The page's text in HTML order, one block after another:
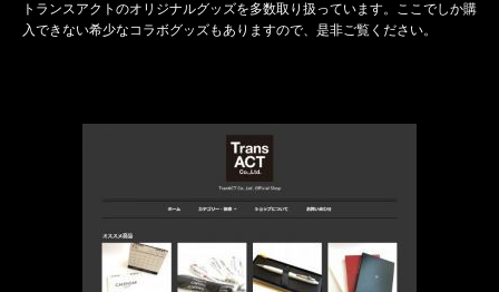
トランスアクトのオリジナルグッズを多数取り扱っています。ここでしか購
入できない希少なコラボグッズもありますので、是非ご覧ください。